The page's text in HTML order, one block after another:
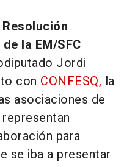
la EM/SFC
Jordi
con CONFESQ, la
asociaciones de
para
se iba a presentar